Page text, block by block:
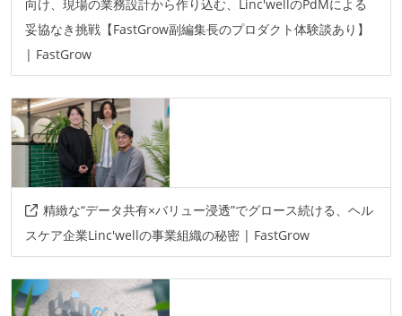
向け、現場の業務設計から作り込む、Linc'wellのPdMによる
妥協なき挑戦【FastGrow副編集長のプロダクト体験談あり】
| FastGrow
精緻な“データ共有×バリュー浸透”でグロース続ける、ヘル
スケア企業Linc'wellの事業組織の秘密 | FastGrow